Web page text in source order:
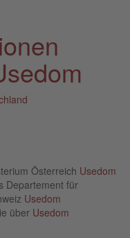
Österreich Usedom
Departement für
Usedom
über Usedom